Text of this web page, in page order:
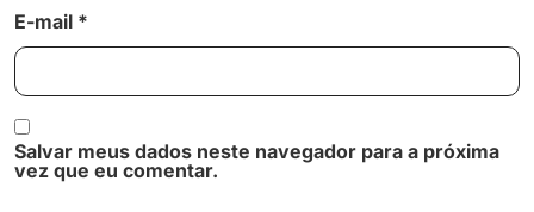
E-mail *
Salvar meus dados neste navegador para a próxima
vez que eu comentar.